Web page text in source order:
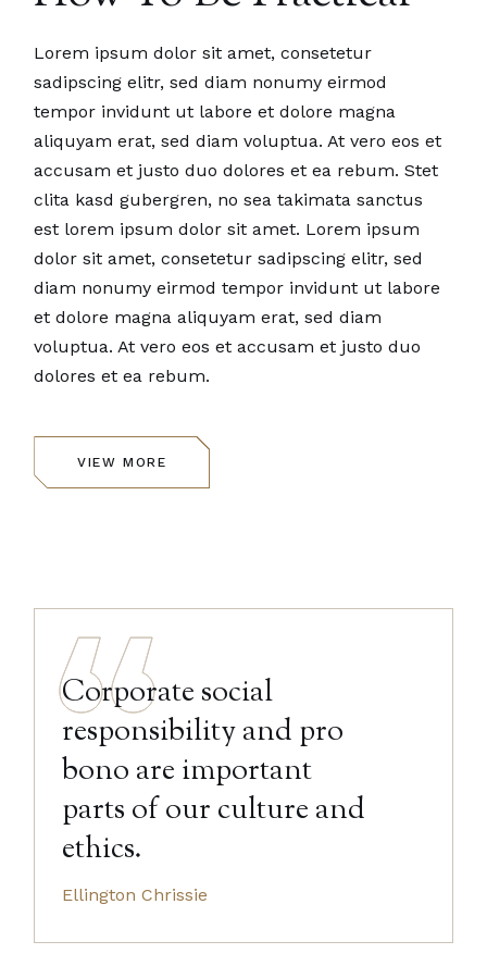
Lorem ipsum dolor sit amet, consetetur
sadipscing elitr, sed diam nonumy eirmod
tempor invidunt ut labore et dolore magna
aliquyam erat, sed diam voluptua. At vero eos et
accusam et justo duo dolores et ea rebum. Stet
clita kasd gubergren, no sea takimata sanctus
est lorem ipsum dolor sit amet. Lorem ipsum
dolor sit amet, consetetur sadipscing elitr, sed
diam nonumy eirmod tempor invidunt ut labore
et dolore magna aliquyam erat, sed diam
voluptua. At vero eos et accusam et justo duo
dolores et ea rebum.
VIEW MORE
Corporate social
responsibility and pro
bono are important
parts of our culture and
ethics.
Ellington Chrissie